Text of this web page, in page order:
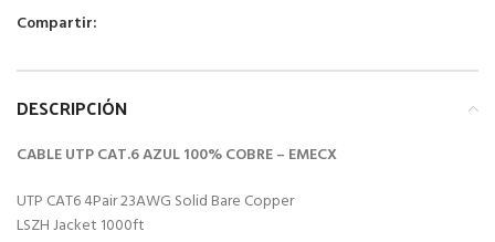
Compartir:
DESCRIPCIÓN
CABLE UTP CAT.6 AZUL 100% COBRE – EMECX
UTP CAT6 4Pair 23AWG Solid Bare Copper
LSZH Jacket 1000ft